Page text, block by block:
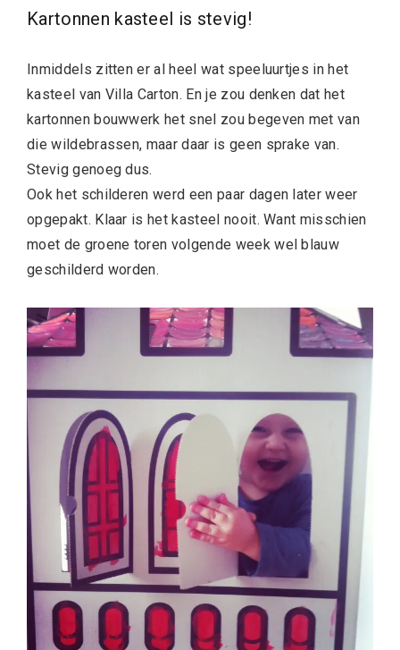
Kartonnen kasteel is stevig!
Inmiddels zitten er al heel wat speeluurtjes in het
kasteel van Villa Carton. En je zou denken dat het
kartonnen bouwwerk het snel zou begeven met van
die wildebrassen, maar daar is geen sprake van.
Stevig genoeg dus.
Ook het schilderen werd een paar dagen later weer
opgepakt. Klaar is het kasteel nooit. Want misschien
moet de groene toren volgende week wel blauw
geschilderd worden.